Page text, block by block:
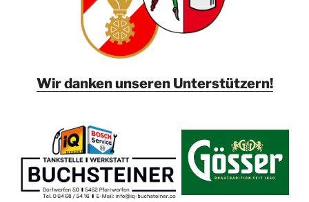
Wir danken unseren Unterstützern!